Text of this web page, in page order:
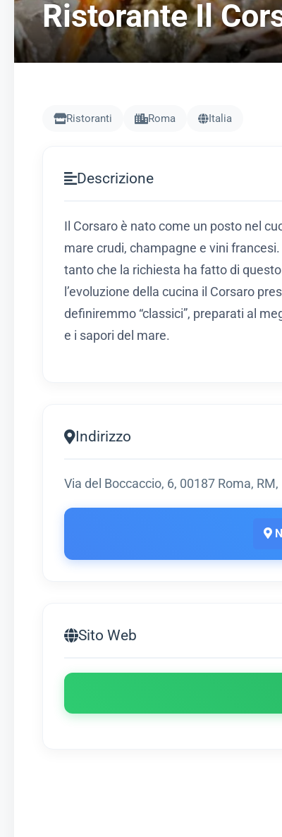
Ristorante Il
Ristoranti Roma Italia
Descrizione
Il Corsaro è nato come un posto nel
mare crudi, champagne e vini
tanto che la richiesta ha fatto di
l’evoluzione della cucina il Corsaro
definiremmo “classici”, preparati al
e i sapori del mare.
Indirizzo
Via del Boccaccio, 6, 00187 Roma, RM,
Sito Web